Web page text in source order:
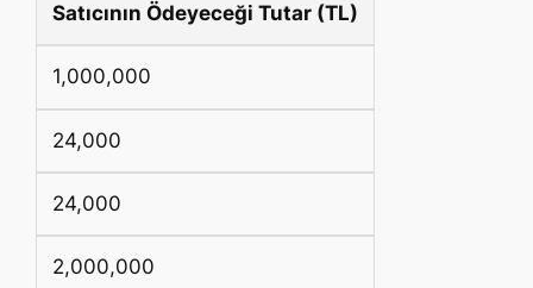
Satıcının Ödeyeceği Tutar (TL)
1,000,000
24,000
24,000
2,000,000